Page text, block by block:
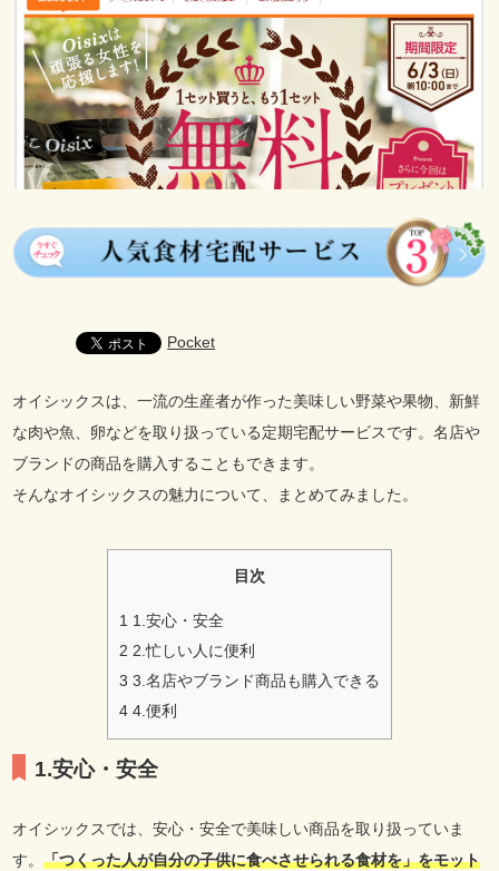
Pocket
オイシックスは、一流の生産者が作った美味しい野菜や果物、新鮮
な肉や魚、卵などを取り扱っている定期宅配サービスです。名店や
ブランドの商品を購入することもできます。
そんなオイシックスの魅力について、まとめてみました。
目次
1 1.安心・安全
2 2.忙しい人に便利
3 3.名店やブランド商品も購入できる
4 4.便利
1.安心・安全
オイシックスでは、安心・安全で美味しい商品を取り扱っていま
す。「つくった人が自分の子供に食べさせられる食材を」をモット